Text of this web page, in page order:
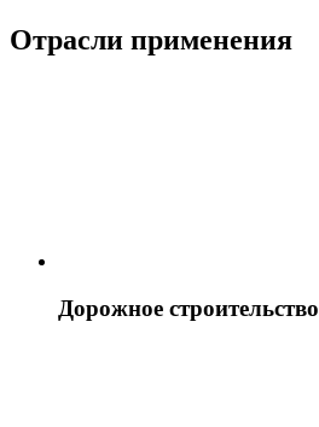
Отрасли применения
Дорожное строительство